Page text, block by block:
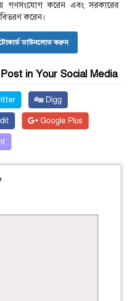
গণসংযোগ করেন এবং সরকারের
করেন।
ডাউনলোড করুন
in Your Social Media
Digg
Google Plus